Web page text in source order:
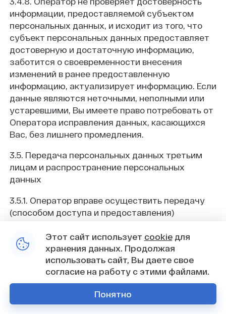
информации, предоставляемой субъектом
персональных данных, и исходит из того, что
субъект персональных данных предоставляет
достоверную и достаточную информацию,
заботится о своевременности внесения
изменений в ранее предоставленную
информацию, актуализирует информацию. Если
данные являются неточными, неполными или
устаревшими, Вы имеете право потребовать от
Оператора исправления данных, касающихся
Вас, без лишнего промедления.
3.5. Передача персональных данных третьим
лицам и распространение персональных
данных
3.5.1. Оператор вправе осуществить передачу
(способом доступа и предоставления)
лицам:
• компаниям-правопреемникам в случае
реорганизации Оператора, аффилированным
компаниям;
• органам власти, правоохранительным
Этот сайт использует cookieдля
хранения данных. Продолжая
использовать сайт, Вы даете свое
согласие на работу с этими файлами.
Понятно